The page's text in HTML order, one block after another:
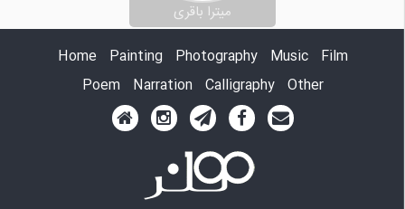
میترا باقری
Home
Painting Photography Music
Film
Poem
Narration Calligraphy Other